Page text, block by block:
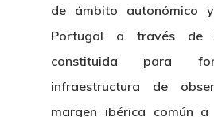
de ámbito autonómico
Portugal a través de
constituida para
infraestructura de
margen ibérica común